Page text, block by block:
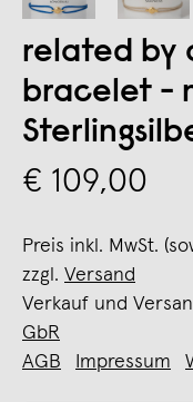
related by
bracelet -
€ 109,00
Preis inkl. MwSt.
zzgl. Versand
Verkauf und
GbR
AGB
Impressum